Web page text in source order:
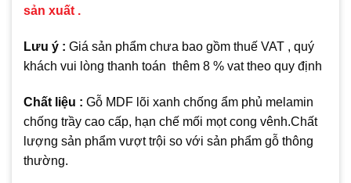
sản xuất .
Lưu ý : Giá sản phẩm chưa bao gồm thuế VAT , quý
khách vui lòng thanh toán thêm 8 % vat theo quy định
Chất liệu : Gỗ MDF lõi xanh chống ẩm phủ melamin
chống trầy cao cấp, hạn chế mối mọt cong vênh.Chất
lượng sản phẩm vượt trội so với sản phẩm gỗ thông
thường.